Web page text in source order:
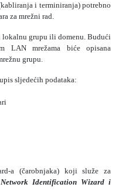
i terminiranja) potrebno
za mrežni rad.
lokalnu grupu ili domenu. Budući
mrežama biće opisana
grupu.
sljedećih podataka:
a (čarobnjaka) koji služe za
Network Identification Wizard i